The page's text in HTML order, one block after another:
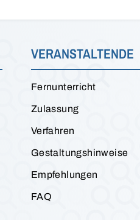
VERANSTALTENDE
Fernunterricht
Zulassung
Verfahren
Gestaltungshinweise
Empfehlungen
FAQ